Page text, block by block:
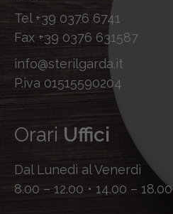
Tel +39 0376 6741
Fax +39 0376 631587
info@sterilgarda.it
P.iva 01515590204
Orari Uffici
Dal Lunedì al Venerdì
8.00 – 12.00 • 14.00 – 18.00